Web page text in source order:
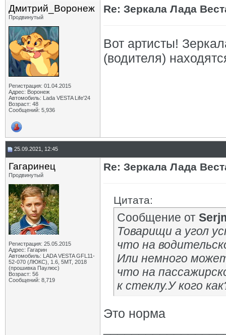
Дмитрий_Воронеж
Продвинутый
Регистрация: 01.04.2015
Адрес: Воронеж
Автомобиль: Lada VESTA Life'24
Возраст: 48
Сообщений: 5,936
Re: Зеркала Лада
Вот артисты!
(водителя)
25.09.2021, 12:45
Гагаринец
Продвинутый
Регистрация: 25.05.2015
Адрес: Гагарин
Автомобиль: LADA VESTA GFL11-
52-070 (ЛЮКС), 1.6, 5МТ, 2018
(прошивка Паулюс)
Возраст: 56
Сообщений: 8,719
Re: Зеркала Лада
Цитата:
Сообщение от
Товарищи а угол
что на
Или немного
что на
к стеклу.У кого
Это норма